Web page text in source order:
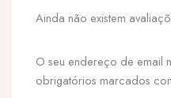
Ainda não existem
O seu endereço de email
obrigatórios marcados